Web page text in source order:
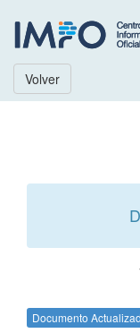
Volver
Documento